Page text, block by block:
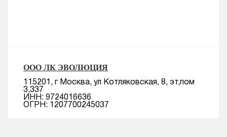
ООО ЛК ЭВОЛЮЦИЯ
115201, г Москва, ул Котляковская, 8, эт,пом
3,337
ИНН: 9724016636
ОГРН: 1207700245037